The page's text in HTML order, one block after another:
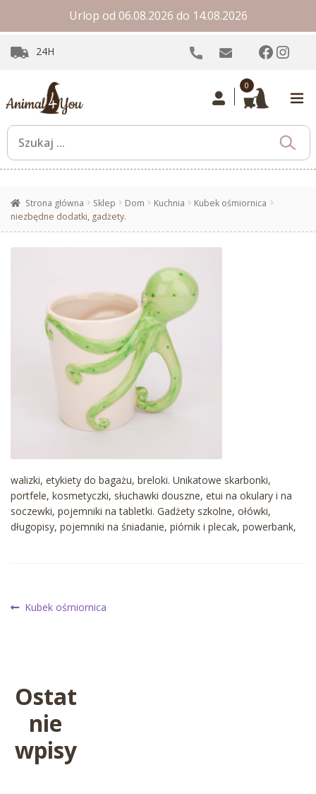
Urlop od 06.08.2026 do 14.08.2026
24H
0
Strona główna Sklep Dom Kuchnia
Kubek ośmiornica
niezbędne dodatki, gadżety.
walizki, etykiety do bagażu, breloki. Unikatowe skarbonki,
portfele, kosmetyczki, słuchawki douszne, etui na okulary i na
soczewki, pojemniki na tabletki. Gadżety szkolne, ołówki,
długopisy, pojemniki na śniadanie, piórnik i plecak, powerbank,
Nawigacja
Poprzedni
Kubek ośmiornica
Ostat
nie
wpisy